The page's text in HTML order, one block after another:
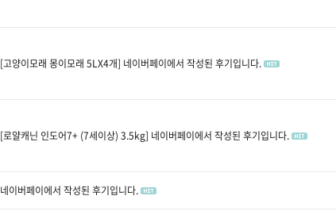
[고양이모래 몽이모래 5LX4개] 네이버페이에서 작성된 후기입니다.
[로얄캐닌 인도어7+ (7세이상) 3.5kg] 네이버페이에서 작성된 후기입니다.
네이버페이에서 작성된 후기입니다.